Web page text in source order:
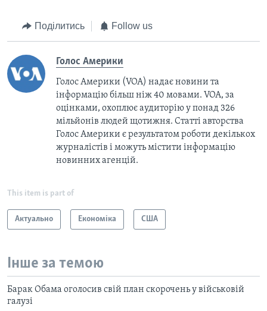
Поділитись Follow us
Голос Америки
Голос Америки (VOA) надає новини та
інформацію більш ніж 40 мовами. VOA, за
оцінками, охоплює аудиторію у понад 326
мільйонів людей щотижня. Статті авторства
Голос Америки є результатом роботи декількох
журналістів і можуть містити інформацію
новинних агенцій.
This item is part of
Актуально Економіка США
Інше за темою
Барак Обама оголосив свій план скорочень у військовій
галузі